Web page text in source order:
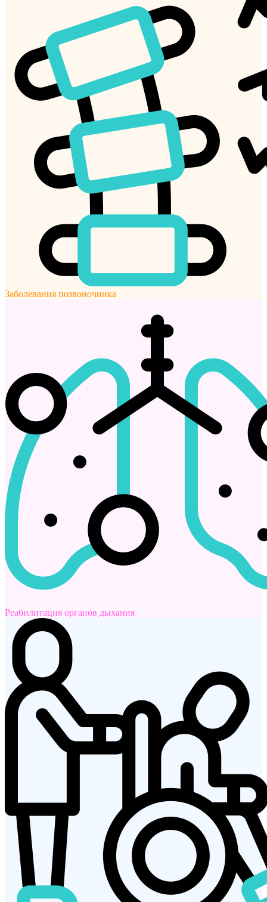
Заболевания позвоночника
Реабилитация органов дыхания